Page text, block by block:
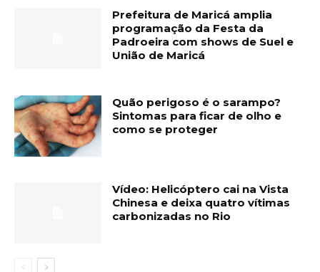
Prefeitura de Maricá amplia
programação da Festa da
Padroeira com shows de Suel e
União de Maricá
Quão perigoso é o sarampo?
Sintomas para ficar de olho e
como se proteger
Vídeo: Helicóptero cai na Vista
Chinesa e deixa quatro vítimas
carbonizadas no Rio